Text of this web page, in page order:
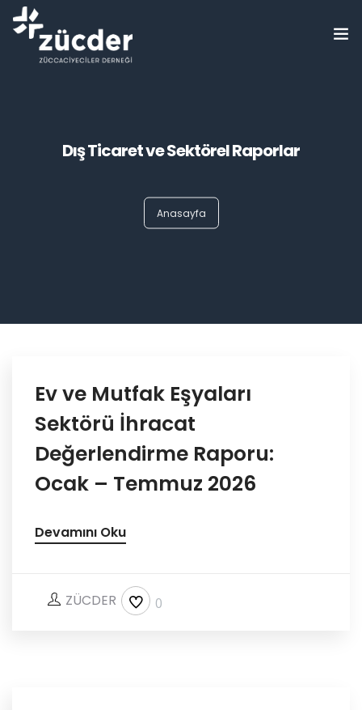
İletişim
Dış Ticaret ve Sektörel Raporlar
Anasayfa
Ev ve Mutfak Eşyaları
Sektörü İhracat
Değerlendirme Raporu:
Ocak – Temmuz 2026
Devamını Oku
ZÜCDER 0